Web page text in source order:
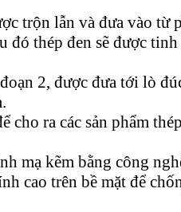
trộn lẫn và đưa vào từ
đó thép đen sẽ được
2, được đưa tới lò
cho ra các sản phẩm
mạ kẽm bằng công
cao trên bề mặt để